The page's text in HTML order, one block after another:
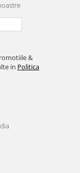
&
in Politica